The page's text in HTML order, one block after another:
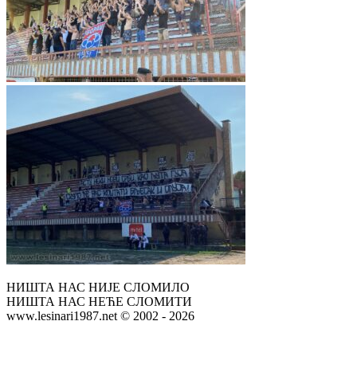
НИШТА НАС НИЈЕ СЛОМИЛО
НИШТА НАС НЕЋЕ СЛОМИТИ
www.lesinari1987.net © 2002 - 2026